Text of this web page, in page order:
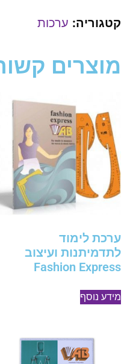
קטגוריה: ערכות
מוצרים
ערכת לימוד
לתדמיתנות ועיצוב
Fashion Express
מידע נוסף